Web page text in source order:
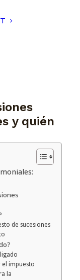
y quién
de sucesiones
el impuesto
la